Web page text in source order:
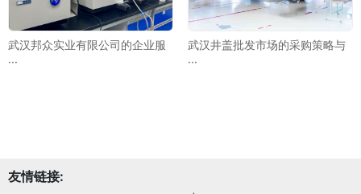
武汉邦众实业有限公司的企业服
···
武汉井盖批发市场的采购策略与
···
友情链接: